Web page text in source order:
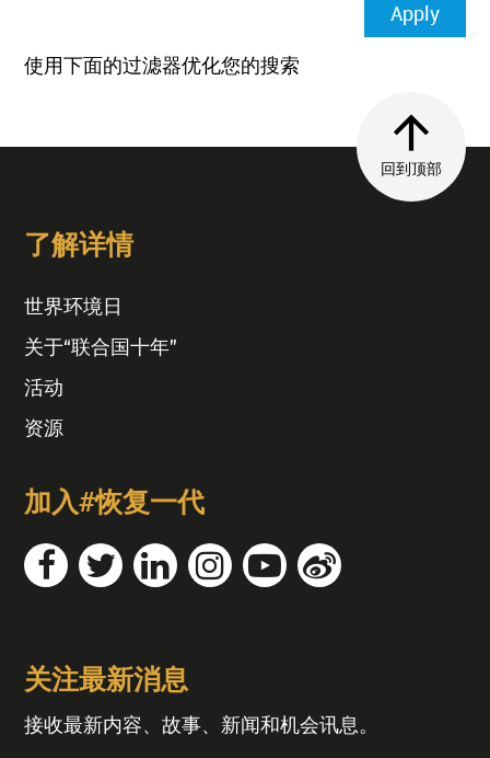
使用下面的过滤器优化您的搜索
回到顶部
了解详情
世界环境日
关于“联合国十年”
活动
资源
加入#恢复一代
关注最新消息
接收最新内容、故事、新闻和机会讯息。